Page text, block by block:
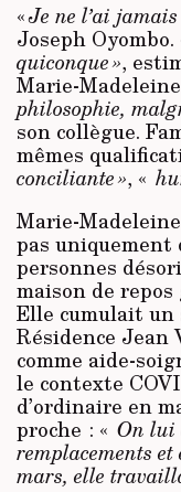
«Je ne l’ai
Joseph
quiconque »,
Marie-
philosophie,
son collègue.
mêmes
conciliante », «
Marie-
pas uniquement
personnes
maison de repos
Elle cumulait un
Résidence Jean
comme aide-
le contexte
d’ordinaire en
proche : « On lui
remplacements
mars, elle